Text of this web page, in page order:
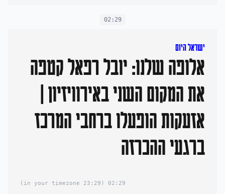
02:29
ישראל היום
אלופה שלנו: יובל רפאל קטפה
את המקום השני באירוויזיון |
אזעקות הופעלו ברחבי המרכז
ברגעי ההכרזה
02:29
(23:29 in your timezone)